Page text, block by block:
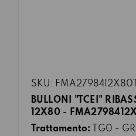
SKU:
BULLONI "TCEI"
12X80 -
Trattamento: TG0 -